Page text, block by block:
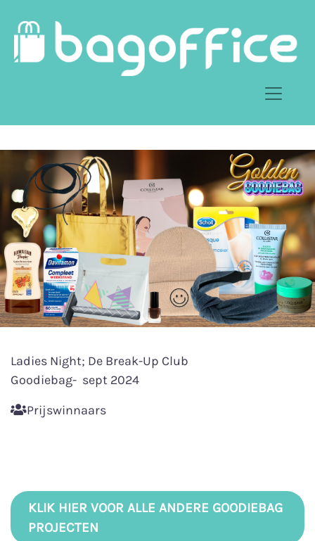
Ladies Night; De Break-Up Club
Goodiebag- sept 2024
Prijswinnaars
KLIK HIER VOOR ALLE ANDERE GOODIEBAG
PROJECTEN